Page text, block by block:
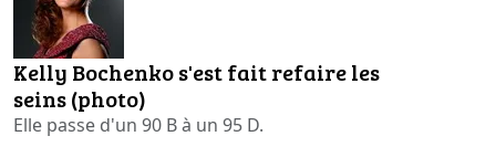
Kelly Bochenko s'est fait refaire les
seins (photo)
Elle passe d'un 90 B à un 95 D.